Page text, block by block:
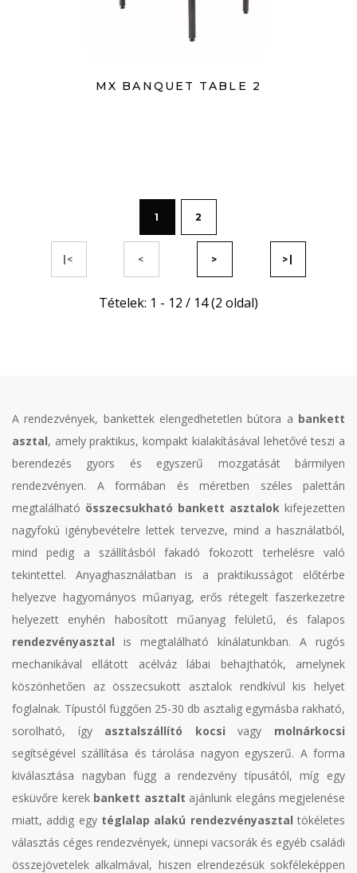
MX BANQUET TABLE 2
|< <
1 2
> >|
Tételek: 1 - 12 / 14 (2 oldal)
A rendezvények, bankettek elengedhetetlen bútora a bankett
asztal, amely praktikus, kompakt kialakításával lehetővé teszi a
berendezés gyors és egyszerű mozgatását bármilyen
rendezvényen. A formában és méretben széles palettán
megtalálható összecsukható bankett asztalok kifejezetten
nagyfokú igénybevételre lettek tervezve, mind a használatból,
mind pedig a szállításból fakadó fokozott terhelésre való
tekintettel. Anyaghasználatban is a praktikusságot előtérbe
helyezve hagyományos műanyag, erős rétegelt faszerkezetre
helyezett enyhén habosított műanyag felületű, és falapos
rendezvényasztal is megtalálható kínálatunkban. A rugós
mechanikával ellátott acélváz lábai behajthatók, amelynek
köszönhetően az összecsukott asztalok rendkívül kis helyet
foglalnak. Típustól függően 25-30 db asztalig egymásba rakható,
sorolható, így asztalszállító kocsivagy molnárkocsi
segítségével szállítása és tárolása nagyon egyszerű. A forma
kiválasztása nagyban függ a rendezvény típusától, míg egy
esküvőre kerek bankett asztalt ajánlunk elegáns megjelenése
miatt, addig egy téglalap alakú rendezvényasztal tökéletes
választás céges rendezvények, ünnepi vacsorák és egyéb családi
összejövetelek alkalmával, hiszen elrendezésük sokféleképpen